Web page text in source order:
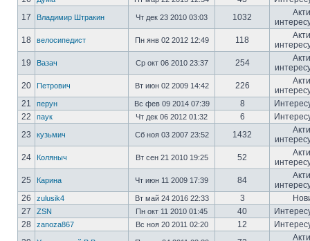
17
Владимир Штракин Чт дек 23 2010 03:03 1032
18
велосипедист Пн янв 02 2012 12:49 118
19
Вазач Ср окт 06 2010 23:37 254
20
Петрович Вт июн 02 2009 14:42 226
21
перун Вс фев 09 2014 07:39 8
22
паук Чт дек 06 2012 01:32 6
23
кузьмич Сб ноя 03 2007 23:52 1432
24
Коляныч Вт сен 21 2010 19:25 52
25
Карина Чт июн 11 2009 17:39 84
26
zulusik4 Вт май 24 2016 22:33 3
27
ZSN Пн окт 11 2010 01:45 40
28
zanoza867 Вс ноя 20 2011 02:20 12